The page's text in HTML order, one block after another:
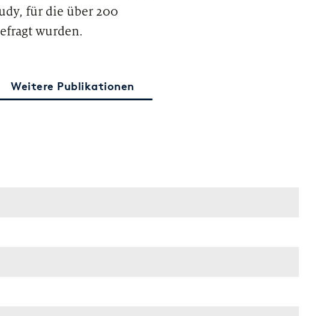
für die über 200
wurden.
Weitere Publikationen